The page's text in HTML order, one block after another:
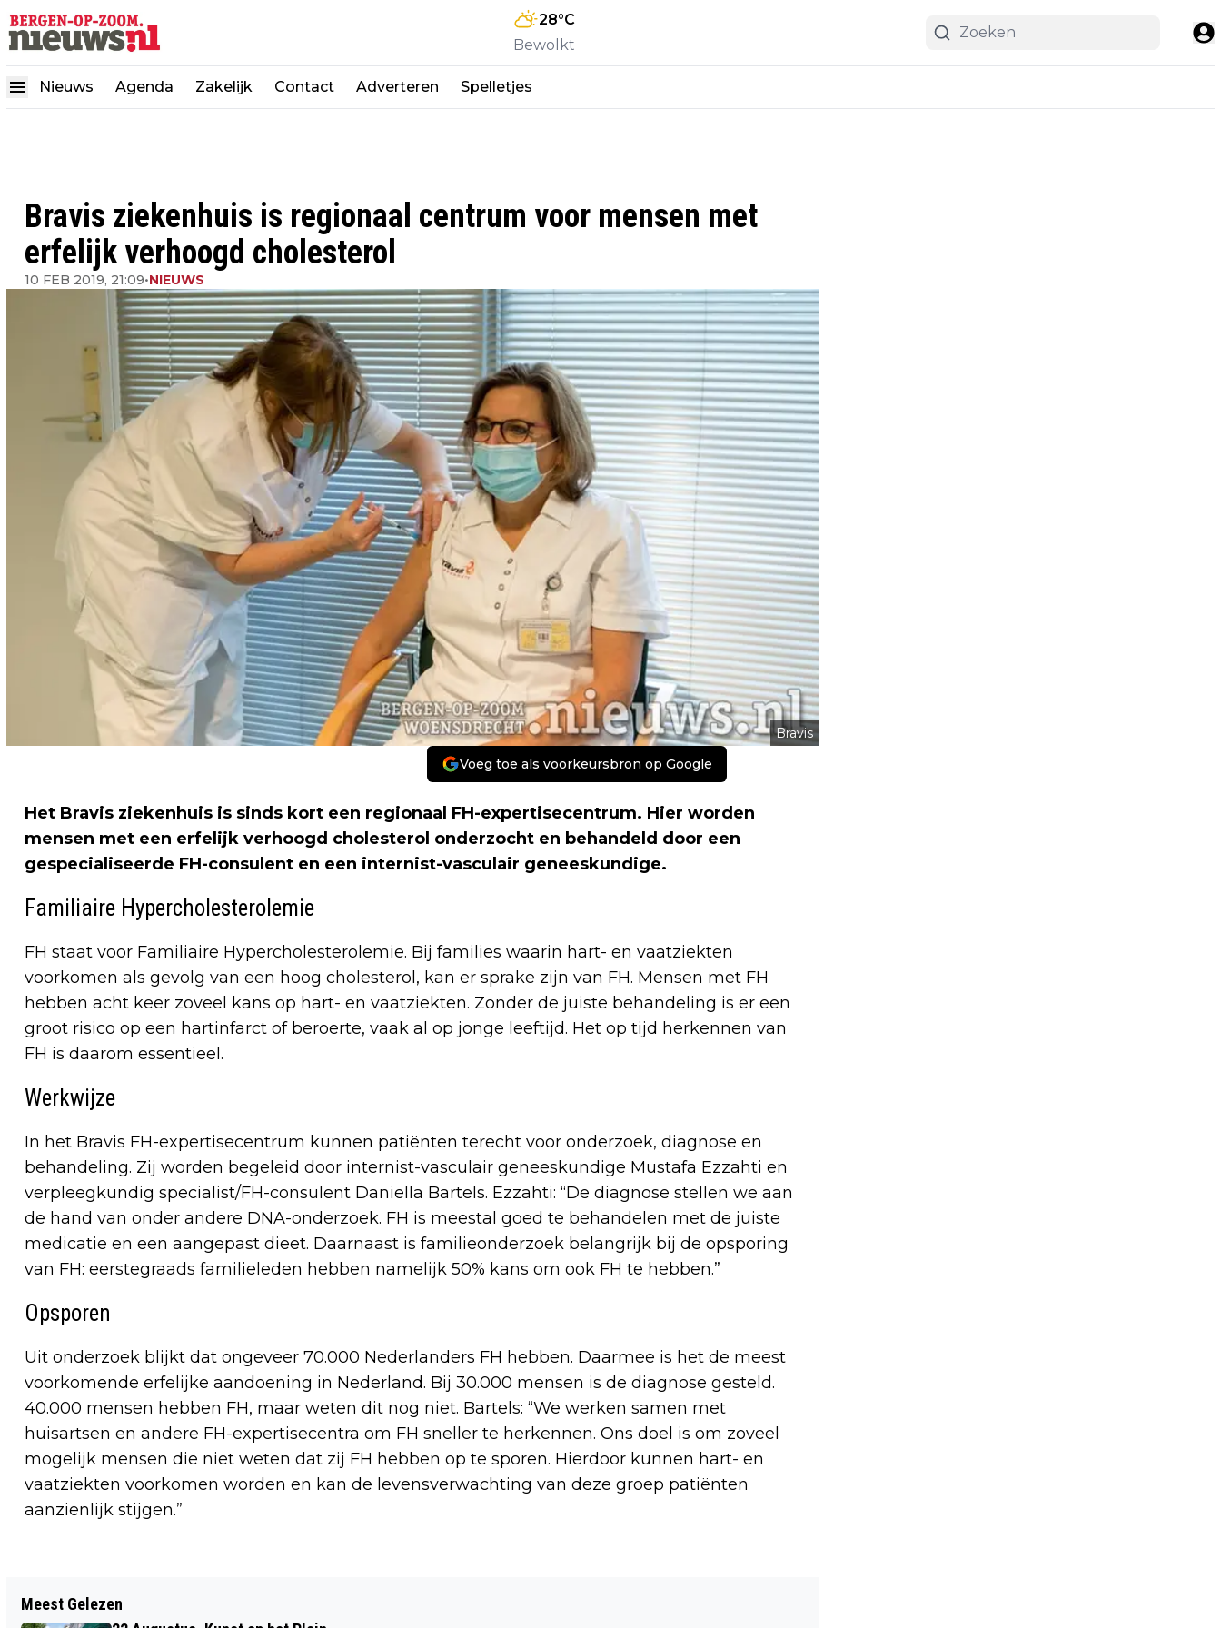
28°C
Bewolkt
Nieuws Agenda Zakelijk Contact Adverteren Spelletjes
Bravis ziekenhuis is regionaal centrum voor mensen met
erfelijk verhoogd cholesterol
10 FEB 2019, 21:09•NIEUWS
Bravis
Voeg toe als voorkeursbron op Google
Het Bravis ziekenhuis is sinds kort een regionaal FH-expertisecentrum. Hier worden
mensen met een erfelijk verhoogd cholesterol onderzocht en behandeld door een
gespecialiseerde FH-consulent en een internist-vasculair geneeskundige.
Familiaire Hypercholesterolemie
FH staat voor Familiaire Hypercholesterolemie. Bij families waarin hart- en vaatziekten
voorkomen als gevolg van een hoog cholesterol, kan er sprake zijn van FH. Mensen met FH
hebben acht keer zoveel kans op hart- en vaatziekten. Zonder de juiste behandeling is er een
groot risico op een hartinfarct of beroerte, vaak al op jonge leeftijd. Het op tijd herkennen van
FH is daarom essentieel.
Werkwijze
In het Bravis FH-expertisecentrum kunnen patiënten terecht voor onderzoek, diagnose en
behandeling. Zij worden begeleid door internist-vasculair geneeskundige Mustafa Ezzahti en
verpleegkundig specialist/FH-consulent Daniella Bartels. Ezzahti: “De diagnose stellen we aan
de hand van onder andere DNA-onderzoek. FH is meestal goed te behandelen met de juiste
medicatie en een aangepast dieet. Daarnaast is familieonderzoek belangrijk bij de opsporing
van FH: eerstegraads familieleden hebben namelijk 50% kans om ook FH te hebben.”
Opsporen
Uit onderzoek blijkt dat ongeveer 70.000 Nederlanders FH hebben. Daarmee is het de meest
voorkomende erfelijke aandoening in Nederland. Bij 30.000 mensen is de diagnose gesteld.
40.000 mensen hebben FH, maar weten dit nog niet. Bartels: “We werken samen met
huisartsen en andere FH-expertisecentra om FH sneller te herkennen. Ons doel is om zoveel
mogelijk mensen die niet weten dat zij FH hebben op te sporen. Hierdoor kunnen hart- en
vaatziekten voorkomen worden en kan de levensverwachting van deze groep patiënten
aanzienlijk stijgen.”
OP 22 FEBRUARI ZAL LOGE
Meest Gelezen